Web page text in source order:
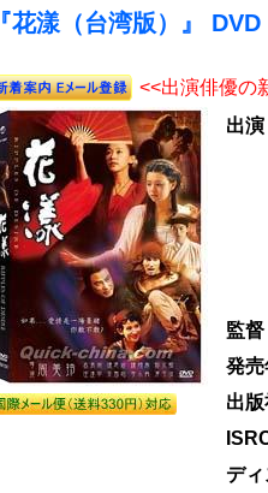
『花漾（台湾版）』
<<出演俳優の
出演
監督
発売
出
デ